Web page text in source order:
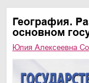
География.
основном
Юлия Алексеевна